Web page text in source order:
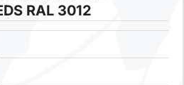
RAL 3012